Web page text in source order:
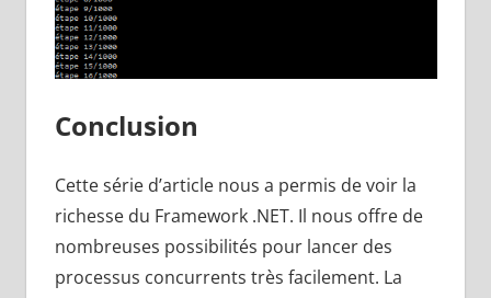
Conclusion
Cette série d’article nous a permis de voir la
richesse du Framework .NET. Il nous offre de
nombreuses possibilités pour lancer des
processus concurrents très facilement. La